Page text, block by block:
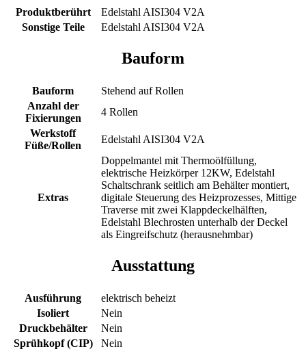
Produktberührt
Edelstahl AISI304 V2A
Sonstige Teile
Edelstahl AISI304 V2A
Bauform
Bauform
Stehend auf Rollen
Anzahl der
Fixierungen
4 Rollen
Werkstoff
Füße/Rollen
Edelstahl AISI304 V2A
Extras
Doppelmantel mit Thermoölfüllung,
elektrische Heizkörper 12KW, Edelstahl
Schaltschrank seitlich am Behälter montiert,
digitale Steuerung des Heizprozesses, Mittige
Traverse mit zwei Klappdeckelhälften,
Edelstahl Blechrosten unterhalb der Deckel
als Eingreifschutz (herausnehmbar)
Ausstattung
Ausführung
elektrisch beheizt
Isoliert
Nein
Druckbehälter
Nein
Sprühkopf (CIP)
Nein